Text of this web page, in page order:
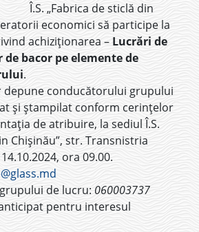
Î.S. „Fabrica de sticlă din
economici să participe la
achiziționarea – Lucrări de
bacor pe elemente de
.
depune conducătorului grupului
și ștampilat conform cerințelor
de atribuire, la sediul Î.S.
Chișinău”, str. Transnistria
ora 09.00.
de lucru: 060003737
pentru interesul